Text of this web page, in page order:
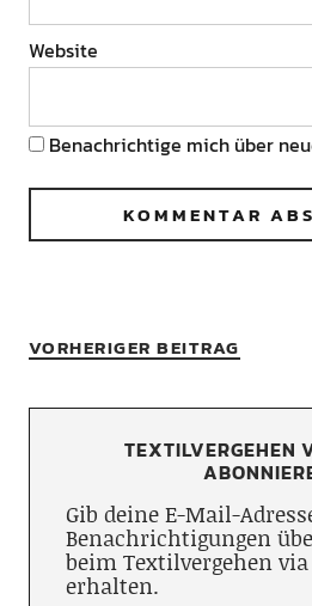
Website
Benachrichtige mich über
VORHERIGER BEITRAG
TEXTILVERGEHEN
Gib deine E-Mail-
Benachrichtigungen
beim Textilvergehen
erhalten.